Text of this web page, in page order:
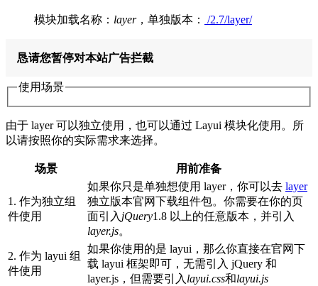
模块加载名称： layer，单独版本： /2.7/layer/
恳请您暂停对本站广告拦截
使用场景
由于 layer 可以独立使用，也可以通过 Layui 模块化使用。所
以请按照你的实际需求来选择。
场景 用前准备
1. 作为独立组
件使用
如果你只是单独想使用 layer，你可以去 layer
独立版本官网下载组件包。你需要在你的页
面引入jQuery1.8 以上的任意版本，并引入
layer.js。
2. 作为 layui 组
件使用
如果你使用的是 layui，那么你直接在官网下
载 layui 框架即可，无需引入 jQuery 和
layer.js，但需要引入layui.css和layui.js